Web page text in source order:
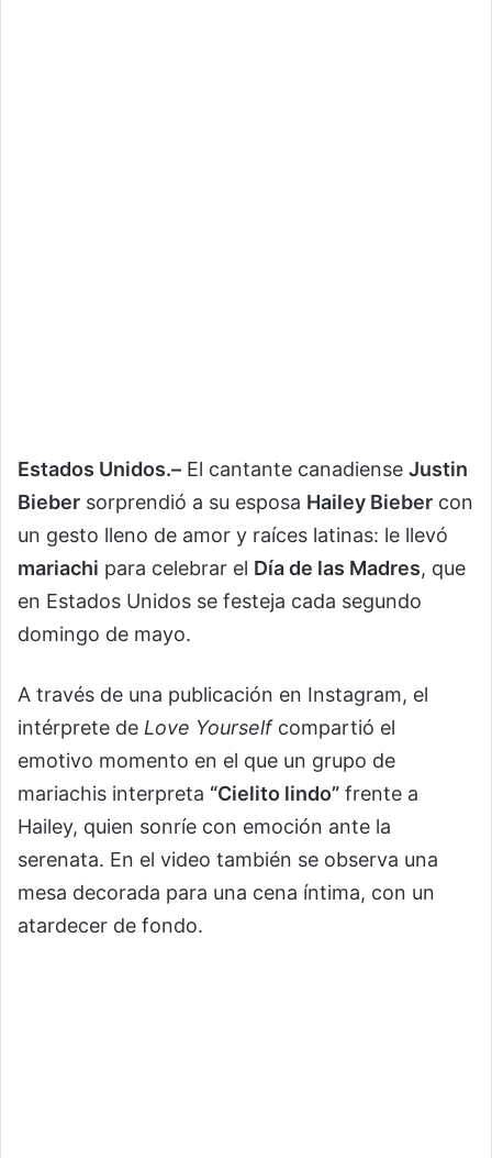
Estados Unidos.– El cantante canadiense Justin
Bieber sorprendió a su esposa Hailey Bieber con
un gesto lleno de amor y raíces latinas: le llevó
mariachi para celebrar el Día de las Madres, que
en Estados Unidos se festeja cada segundo
domingo de mayo.
A través de una publicación en Instagram, el
intérprete de Love Yourselfcompartió el
emotivo momento en el que un grupo de
mariachis interpreta “Cielito lindo” frente a
Hailey, quien sonríe con emoción ante la
serenata. En el video también se observa una
mesa decorada para una cena íntima, con un
atardecer de fondo.